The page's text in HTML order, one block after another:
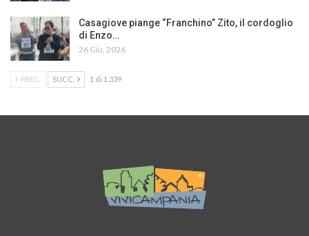
Casagiove piange “Franchino” Zito, il cordoglio
di Enzo…
26 Giu, 2026
PREC. SUCC. 1 di 1.339